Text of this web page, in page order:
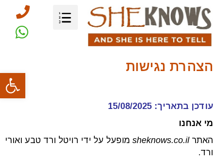
פתח
הצהרת נגישות
עודכן בתאריך: 15/08/2025
מי אנחנו
האתרsheknows.co.il מופעל על ידי רויטל ורד טבע ואורי
ורד.